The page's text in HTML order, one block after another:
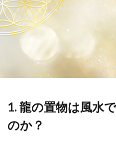
1. 龍の置物は風水
のか？